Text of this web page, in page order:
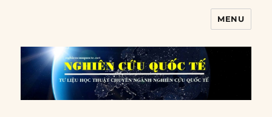
MENU